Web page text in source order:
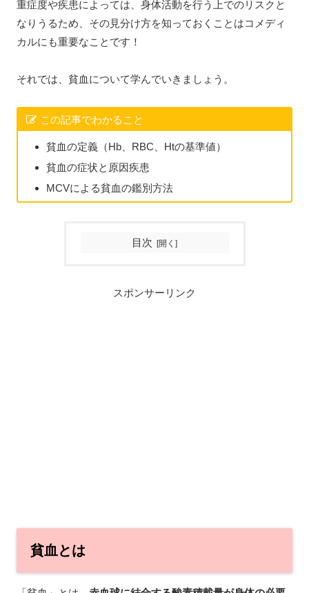
重症度や疾患によっては、身体活動を行う上でのリスクと
なりうるため、その見分け方を知っておくことはコメディ
カルにも重要なことです！
それでは、貧血について学んでいきましょう。
この記事でわかること
貧血の定義（Hb、RBC、Htの基準値）
貧血の症状と原因疾患
MCVによる貧血の鑑別方法
目次
スポンサーリンク
貧血とは